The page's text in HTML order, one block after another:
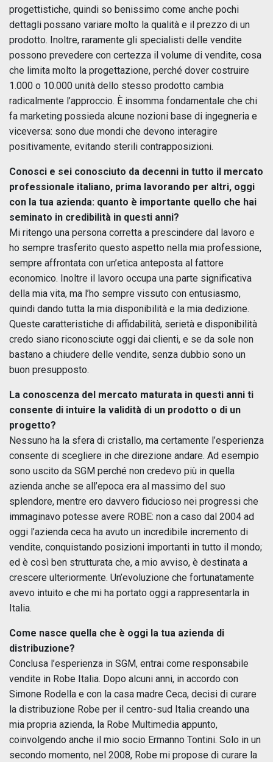
progettistiche, quindi so benissimo come anche pochi
dettagli possano variare molto la qualità e il prezzo di un
prodotto. Inoltre, raramente gli specialisti delle vendite
possono prevedere con certezza il volume di vendite, cosa
che limita molto la progettazione, perché dover costruire
1.000 o 10.000 unità dello stesso prodotto cambia
radicalmente l’approccio. È insomma fondamentale che chi
fa marketing possieda alcune nozioni base di ingegneria e
viceversa: sono due mondi che devono interagire
positivamente, evitando sterili contrapposizioni.
Conosci e sei conosciuto da decenni in tutto il mercato
professionale italiano, prima lavorando per altri, oggi
con la tua azienda: quanto è importante quello che hai
seminato in credibilità in questi anni?
Mi ritengo una persona corretta a prescindere dal lavoro e
ho sempre trasferito questo aspetto nella mia professione,
sempre affrontata con un’etica anteposta al fattore
economico. Inoltre il lavoro occupa una parte significativa
della mia vita, ma l’ho sempre vissuto con entusiasmo,
quindi dando tutta la mia disponibilità e la mia dedizione.
Queste caratteristiche di affidabilità, serietà e disponibilità
credo siano riconosciute oggi dai clienti, e se da sole non
bastano a chiudere delle vendite, senza dubbio sono un
buon presupposto.
La conoscenza del mercato maturata in questi anni ti
consente di intuire la validità di un prodotto o di un
progetto?
Nessuno ha la sfera di cristallo, ma certamente l’esperienza
consente di scegliere in che direzione andare. Ad esempio
sono uscito da SGM perché non credevo più in quella
azienda anche se all’epoca era al massimo del suo
splendore, mentre ero davvero fiducioso nei progressi che
immaginavo potesse avere ROBE: non a caso dal 2004 ad
oggi l’azienda ceca ha avuto un incredibile incremento di
vendite, conquistando posizioni importanti in tutto il mondo;
ed è così ben strutturata che, a mio avviso, è destinata a
crescere ulteriormente. Un’evoluzione che fortunatamente
avevo intuito e che mi ha portato oggi a rappresentarla in
Italia.
Come nasce quella che è oggi la tua azienda di
distribuzione?
Conclusa l’esperienza in SGM, entrai come responsabile
vendite in Robe Italia. Dopo alcuni anni, in accordo con
Simone Rodella e con la casa madre Ceca, decisi di curare
la distribuzione Robe per il centro-sud Italia creando una
mia propria azienda, la Robe Multimedia appunto,
coinvolgendo anche il mio socio Ermanno Tontini. Solo in un
secondo momento, nel 2008, Robe mi propose di curare la